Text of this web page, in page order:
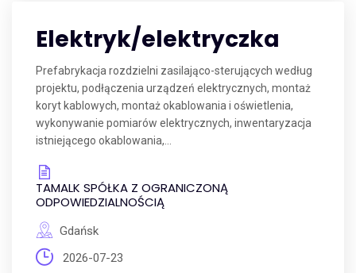
Elektryk/elektryczka
Prefabrykacja rozdzielni zasilająco-sterujących według
projektu, podłączenia urządzeń elektrycznych, montaż
koryt kablowych, montaż okablowania i oświetlenia,
wykonywanie pomiarów elektrycznych, inwentaryzacja
istniejącego okablowania,...
TAMALK SPÓŁKA Z OGRANICZONĄ
ODPOWIEDZIALNOŚCIĄ
Gdańsk
2026-07-23